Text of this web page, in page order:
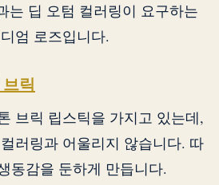
는 딥 오텀 컬러링이 요구하는
엄 로즈입니다.
릭
브릭 립스틱을 가지고 있는데,
러링과 어울리지 않습니다. 따
동감을 둔하게 만듭니다.